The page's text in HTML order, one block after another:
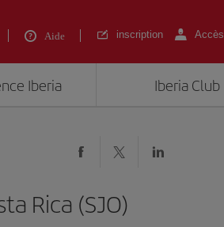
Aide inscription Accès
Iberia Iberia Club
Rica (SJO)